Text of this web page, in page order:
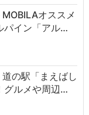
オススメ
パイン「アル…
の駅「まえばし
グルメや周辺…